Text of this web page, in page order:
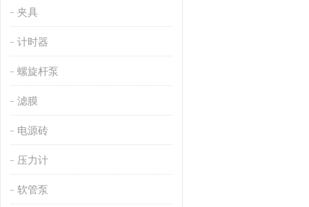
夹具
计时器
螺旋杆泵
滤膜
电源砖
压力计
软管泵